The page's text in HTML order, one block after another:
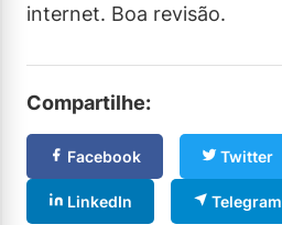
internet. Boa revisão.
Compartilhe:
Facebook Twitter
LinkedIn Telegram